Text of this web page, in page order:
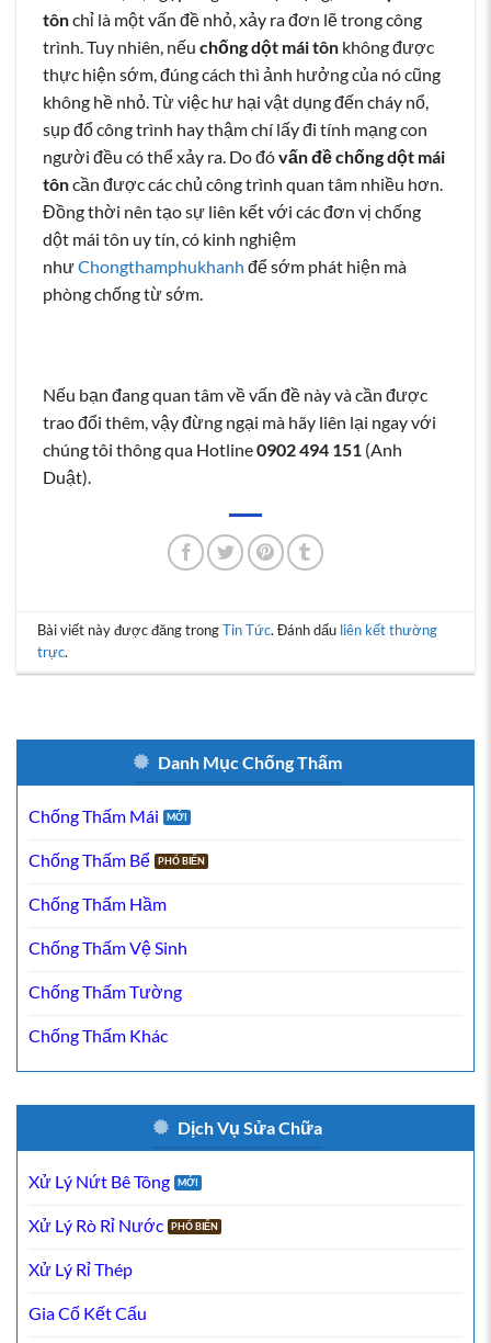
tônchỉ là một vấn đề nhỏ, xảy ra đơn lẽ trong công
trình. Tuy nhiên, nếu chống dột mái tôn không được
thực hiện sớm, đúng cách thì ảnh hưởng của nó cũng
không hề nhỏ. Từ việc hư hại vật dụng đến cháy nổ,
sụp đổ công trình hay thậm chí lấy đi tính mạng con
người đều có thể xảy ra. Do đóvấn đề chống dột mái
tôncần được các chủ công trình quan tâm nhiều hơn.
Đồng thời nên tạo sự liên kết với các đơn vị chống
dột mái tôn uy tín, có kinh nghiệm
nhưChongthamphukhanh để sớm phát hiện mà
phòng chống từ sớm.
Nếu bạn đang quan tâm về vấn đề này và cần được
trao đổi thêm, vậy đừng ngại mà hãy liên lại ngay với
chúng tôi thông qua Hotline0902 494 151 (Anh
Duật).
Bài viết này được đăng trongTin Tức. Đánh dấu liên kết thường
trực.
Danh Mục Chống Thấm
Chống Thấm Mái
Chống Thấm Bể
Chống Thấm Hầm
Chống Thấm Vệ Sinh
Chống Thấm Tường
Chống Thấm Khác
Dịch Vụ Sửa Chữa
Xử Lý Nứt Bê Tông
Xử Lý Rò Rỉ Nước
Xử Lý Rỉ Thép
Gia Cố Kết Cấu